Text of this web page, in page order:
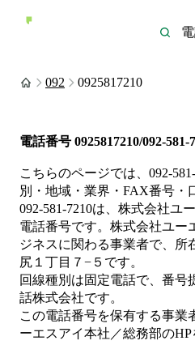
092 0925817210
電話番号 0925817210/092-581-
こちらのページでは、 092-
別・地域・業界・FAX番号・
092-581-7210は、 株式会社ユ
電話番号です。 株式会社ユー
ジネスに関わる事業者で、所
尻１丁目７−５ です。
回線種別は固定電話で、番号
話株式会社です。
この電話番号を保有する事業
ーエスアイ本社／総務部のHP